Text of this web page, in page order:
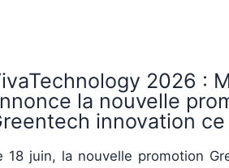
2026 :
la nouvelle
innovation
18 juin, la nouvelle promotion